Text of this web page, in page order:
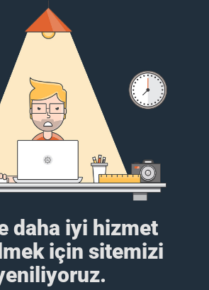
daha iyi hizmet
için sitemizi